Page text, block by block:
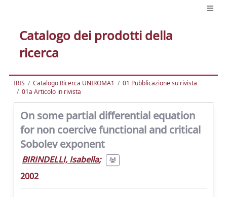
Catalogo dei prodotti della
ricerca
IRIS Catalogo Ricerca UNIROMA1
01 Pubblicazione su rivista
01a Articolo in rivista
On some partial differential equation
for non coercive functional and critical
Sobolev exponent
BIRINDELLI, Isabella;
2002